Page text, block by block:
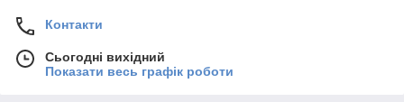
Контакти
Сьогодні вихідний
Показати весь графік роботи